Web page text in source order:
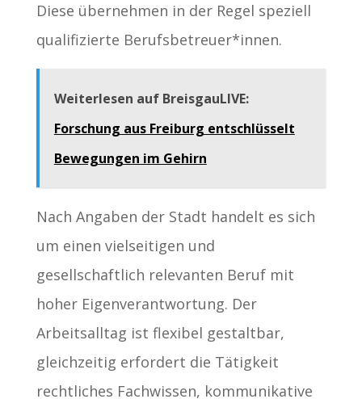
Diese übernehmen in der Regel speziell
qualifizierte Berufsbetreuer*innen.
Weiterlesen auf BreisgauLIVE:
Forschung aus Freiburg entschlüsselt
Bewegungen im Gehirn
Nach Angaben der Stadt handelt es sich
um einen vielseitigen und
gesellschaftlich relevanten Beruf mit
hoher Eigenverantwortung. Der
Arbeitsalltag ist flexibel gestaltbar,
gleichzeitig erfordert die Tätigkeit
rechtliches Fachwissen, kommunikative